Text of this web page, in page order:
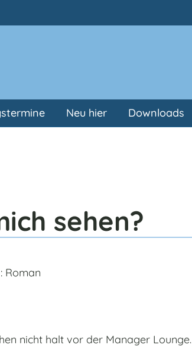
Spenden Neu hier Downloads
sehen?
Roman
nicht halt vor der Manager Lounge.